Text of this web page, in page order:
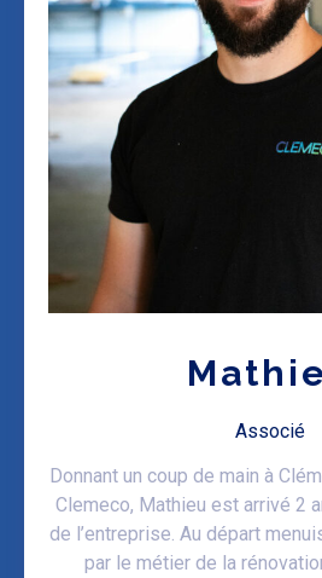
Associé
Donnant un coup de main à
Clemeco, Mathieu est arrivé 2
de l’entreprise. Au départ
par le métier de la